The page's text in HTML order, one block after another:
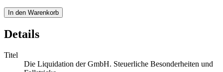
In den Warenkorb
Details
Titel
Die Liquidation der GmbH. Steuerliche Besonderheiten und